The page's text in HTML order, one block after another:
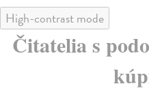
High-contrast mode
Čitatelia s